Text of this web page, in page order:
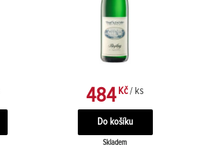
484 Kč / ks
Skladem